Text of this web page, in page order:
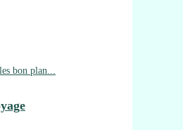
bon plan...